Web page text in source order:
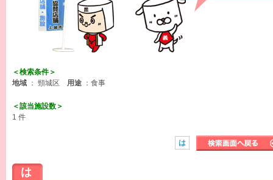
＜検索条件＞
地域 ： 頸城区 用途 ：食事
＜該当施設数＞
1 件
は
は